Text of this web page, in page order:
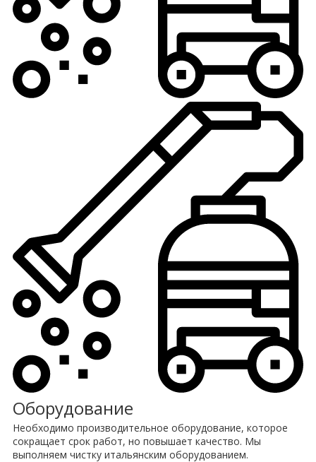
Оборудование
Необходимо производительное оборудование, которое
сокращает срок работ, но повышает качество. Мы
выполняем чистку итальянским оборудованием.